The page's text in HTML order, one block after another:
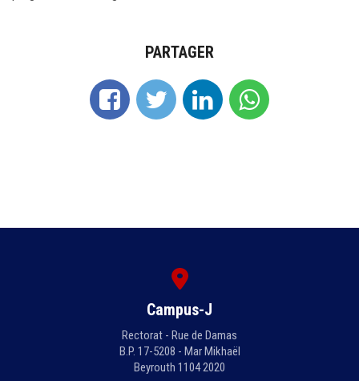
PARTAGER
Campus-J
Rectorat - Rue de Damas
B.P. 17-5208 - Mar Mikhaël
Beyrouth 1104 2020